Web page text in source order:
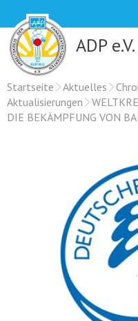
content
ADP e.V.
Startseite Aktuelles
Aktualisierungen
DIE BEKÄMPFUNG VON